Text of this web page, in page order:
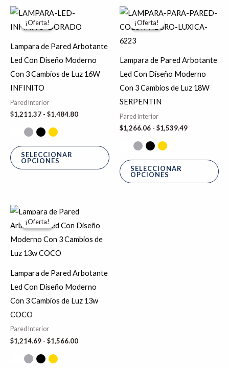
producto
¡Oferta!
¡Oferta!
Lampara de Pared Arbotante
Led Con Diseño Moderno
Con 3 Cambios de Luz 16W
INFINITO
Pared Interior
$1,211.37 - $1,484.80
precios:
$1,211.37
$1,484.80
SELECCIONAR
OPCIONES
Este
producto
tiene
pueden
página
¡Oferta!
¡Oferta!
Lampara de Pared Arbotante
Led Con Diseño Moderno
Con 3 Cambios de Luz 18W
SERPENTIN
Pared Interior
$1,266.06 - $1,539.49
Rango
de
precios:
$1,539.49
SELECCIONAR
OPCIONES
¡Oferta!
¡Oferta!
Lampara de Pared Arbotante
Led Con Diseño Moderno
Con 3 Cambios de Luz 13w
COCO
Pared Interior
$1,214.69 - $1,566.00
Rango
de
precios:
desde
$1,214.69